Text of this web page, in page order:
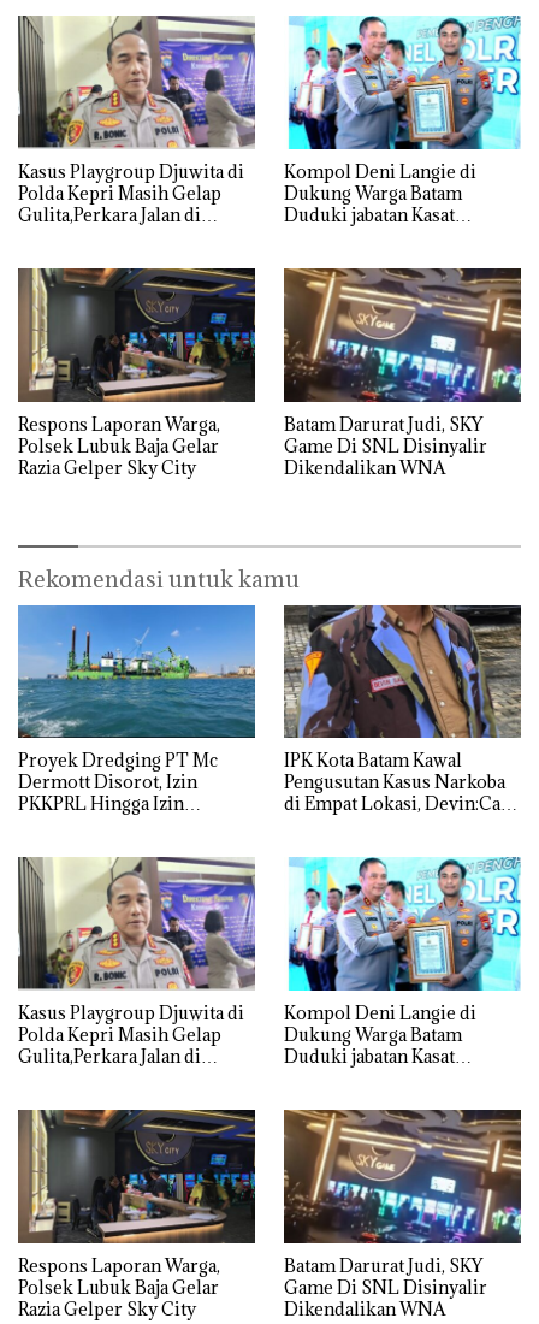
Kasus Playgroup Djuwita di
Polda Kepri Masih Gelap
Gulita,Perkara Jalan di
Kompol Deni Langie di
Dukung Warga Batam
Duduki jabatan Kasat
Respons Laporan Warga,
Polsek Lubuk Baja Gelar
Razia Gelper Sky City
Batam Darurat Judi, SKY
Game Di SNL Disinyalir
Dikendalikan WNA
Rekomendasi untuk kamu
Proyek Dredging PT Mc
Dermott Disorot, Izin
PKKPRL Hingga Izin
IPK Kota Batam Kawal
Pengusutan Kasus Narkoba
di Empat Lokasi, Devin:Cari
Kasus Playgroup Djuwita di
Polda Kepri Masih Gelap
Gulita,Perkara Jalan di
Kompol Deni Langie di
Dukung Warga Batam
Duduki jabatan Kasat
Respons Laporan Warga,
Polsek Lubuk Baja Gelar
Razia Gelper Sky City
Batam Darurat Judi, SKY
Game Di SNL Disinyalir
Dikendalikan WNA